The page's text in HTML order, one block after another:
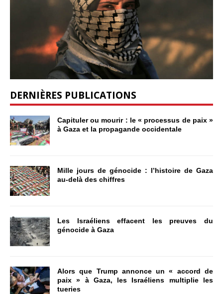
DERNIÈRES PUBLICATIONS
Capituler ou mourir : le « processus de paix »
à Gaza et la propagande occidentale
Mille jours de génocide : l’histoire de Gaza
au-delà des chiffres
Les Israéliens effacent les preuves du
génocide à Gaza
Alors que Trump annonce un « accord de
paix » à Gaza, les Israéliens multiplie les
tueries